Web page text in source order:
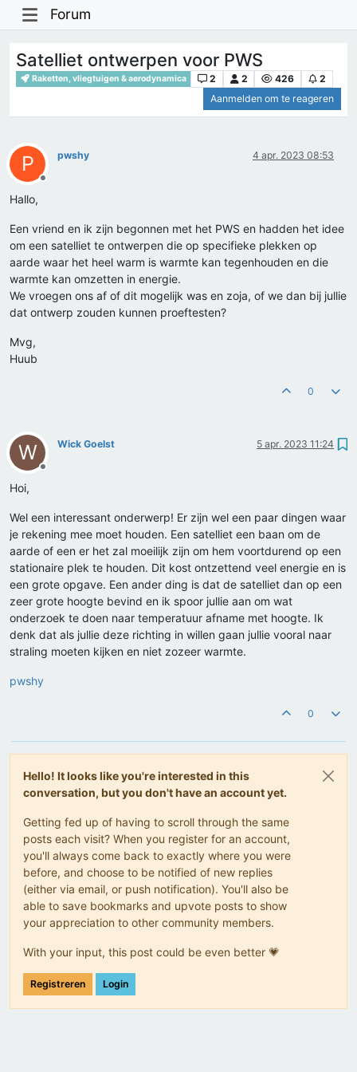
Forum
Satelliet ontwerpen voor PWS
Raketten, vliegtuigen & aerodynamica 2 2 426
2
Aanmelden om te reageren
P
Offline
pwshy 4 apr. 2023 08:53
Hallo,
Een vriend en ik zijn begonnen met het PWS en hadden het idee
om een satelliet te ontwerpen die op specifieke plekken op
aarde waar het heel warm is warmte kan tegenhouden en die
warmte kan omzetten in energie.
We vroegen ons af of dit mogelijk was en zoja, of we dan bij jullie
dat ontwerp zouden kunnen proeftesten?
Mvg,
Huub
0
W
Offline
Wick Goelst 5 apr. 2023 11:24
Hoi,
Wel een interessant onderwerp! Er zijn wel een paar dingen waar
je rekening mee moet houden. Een satelliet een baan om de
aarde of een er het zal moeilijk zijn om hem voortdurend op een
stationaire plek te houden. Dit kost ontzettend veel energie en is
een grote opgave. Een ander ding is dat de satelliet dan op een
zeer grote hoogte bevind en ik spoor jullie aan om wat
onderzoek te doen naar temperatuur afname met hoogte. Ik
denk dat als jullie deze richting in willen gaan jullie vooral naar
straling moeten kijken en niet zozeer warmte.
pwshy
0
Hello! It looks like you're interested in this
conversation, but you don't have an account yet.
Getting fed up of having to scroll through the same
posts each visit? When you register for an account,
you'll always come back to exactly where you were
before, and choose to be notified of new replies
(either via email, or push notification). You'll also be
able to save bookmarks and upvote posts to show
your appreciation to other community members.
With your input, this post could be even better 💗
Registreren Login